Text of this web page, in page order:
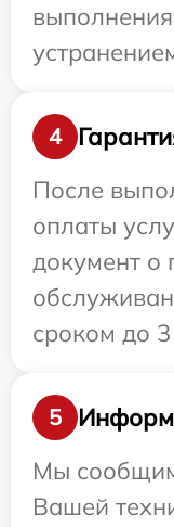
4
После
оплаты
документ о
сроком до 3
5
Мы
Вашей